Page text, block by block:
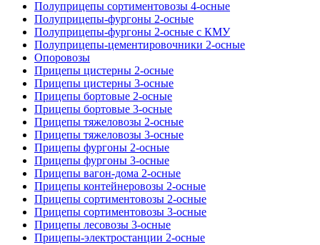
Полуприцепы сортиментовозы 4-осные
Полуприцепы-фургоны 2-осные
Полуприцепы-фургоны 2-осные с КМУ
Полуприцепы-цементировочники 2-осные
Опоровозы
Прицепы цистерны 2-осные
Прицепы цистерны 3-осные
Прицепы бортовые 2-осные
Прицепы бортовые 3-осные
Прицепы тяжеловозы 2-осные
Прицепы тяжеловозы 3-осные
Прицепы фургоны 2-осные
Прицепы фургоны 3-осные
Прицепы вагон-дома 2-осные
Прицепы контейнеровозы 2-осные
Прицепы сортиментовозы 2-осные
Прицепы сортиментовозы 3-осные
Прицепы лесовозы 3-осные
Прицепы-электростанции 2-осные